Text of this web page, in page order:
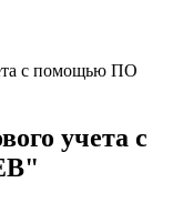
с помощью ПО
учета с